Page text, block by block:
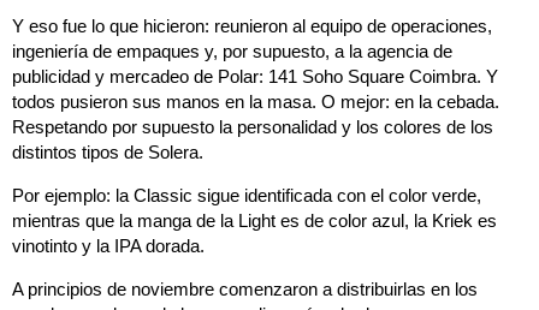
Y eso fue lo que hicieron: reunieron al equipo de operaciones,
ingeniería de empaques y, por supuesto, a la agencia de
publicidad y mercadeo de Polar: 141 Soho Square Coimbra. Y
todos pusieron sus manos en la masa. O mejor: en la cebada.
Respetando por supuesto la personalidad y los colores de los
distintos tipos de Solera.
Por ejemplo: la Classic sigue identificada con el color verde,
mientras que la manga de la Light es de color azul, la Kriek es
vinotinto y la IPA dorada.
A principios de noviembre comenzaron a distribuirlas en los